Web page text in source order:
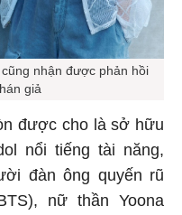
nhận được phản hồi
giả
được cho là sở hữu
nổi tiếng tài năng,
đàn ông quyến rũ
nữ thần Yoona